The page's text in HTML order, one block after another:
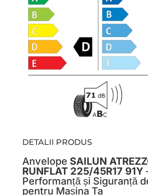
DETALII PRODUS
Anvelope SAILUN
RUNFLAT 225/45R17 91Y
Performanță și Siguranță
pentru Mașina Ta